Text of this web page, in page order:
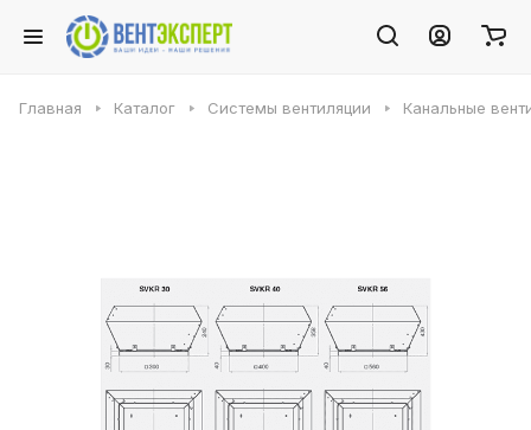
Главная Каталог Системы вентиляции Канальные